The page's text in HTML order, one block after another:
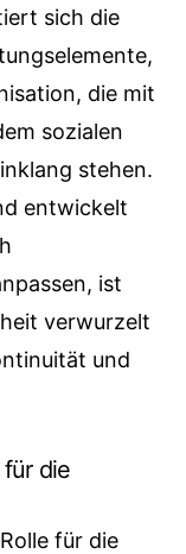
sich die
die mit
sozialen
stehen.
entwickelt
ist
verwurzelt
und
die
für die